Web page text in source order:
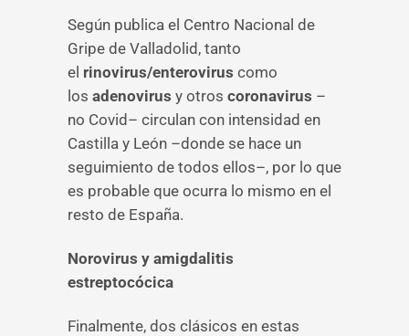
Según publica el Centro Nacional de
Gripe de Valladolid, tanto
el rinovirus/enterovirus como
los adenovirus y otros coronavirus –
no Covid– circulan con intensidad en
Castilla y León –donde se hace un
seguimiento de todos ellos–, por lo que
es probable que ocurra lo mismo en el
resto de España.
Norovirus y amigdalitis
estreptocócica
Finalmente, dos clásicos en estas